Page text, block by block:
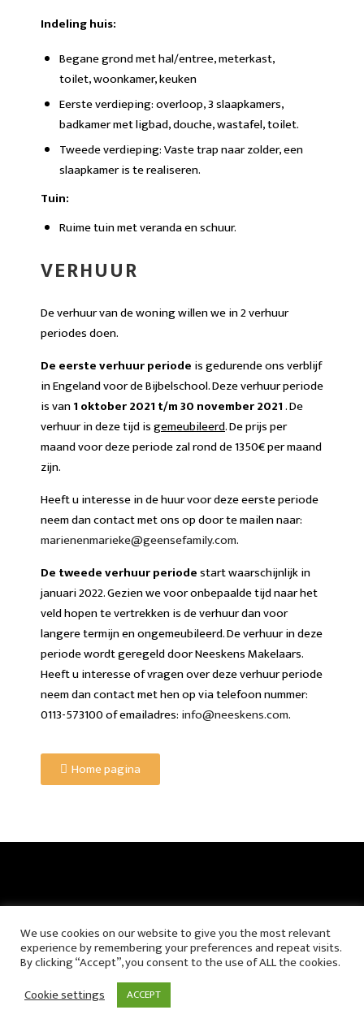
Indeling huis:
Begane grond met hal/entree, meterkast,
toilet, woonkamer, keuken
Eerste verdieping: overloop, 3 slaapkamers,
badkamer met ligbad, douche, wastafel, toilet.
Tweede verdieping: Vaste trap naar zolder, een
slaapkamer is te realiseren.
Tuin:
Ruime tuin met veranda en schuur.
VERHUUR
De verhuur van de woning willen we in 2 verhuur
periodes doen.
De eerste verhuur periode is gedurende ons verblijf
in Engeland voor de Bijbelschool. Deze verhuur periode
is van1 oktober 2021 t/m 30 november 2021. De
verhuur in deze tijd isgemeubileerd. De prijs per
maand voor deze periode zal rond de 1350€ per maand
zijn.
Heeft u interesse in de huur voor deze eerste periode
neem dan contact met ons op door te mailen naar:
marienenmarieke@geensefamily.com.
De tweede verhuur periodestart waarschijnlijk in
januari 2022. Gezien we voor onbepaalde tijd naar het
veld hopen te vertrekken is de verhuur dan voor
langere termijn en ongemeubileerd. De verhuur in deze
periode wordt geregeld door Neeskens Makelaars.
Heeft u interesse of vragen over deze verhuur periode
neem dan contact met hen op via telefoon nummer:
0113-573100 of emailadres: info@neeskens.com.
Home pagina
(c) Familie Geense - Deze site maakt gebruik van analytische
We use cookies on our website to give you the most relevant
experience by remembering your preferences and repeat visits.
By clicking “Accept”, you consent to the use of ALL the cookies.
Cookie settings
ACCEPT